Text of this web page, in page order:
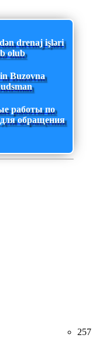
drenaj işləri
olub
Buzovna
работы по
обращения
257